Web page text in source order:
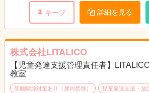
1教室あたり約50名～60名のお子さまが通
（1）親御さまのニーズヒアリングやお子
ーシャルスキルのアセスメント
（2）個別支援計画の作成及び管理
（3）コンプライアンスに基づくサービスの
（4）教育・育児・発達相談業務
（5）地域における関係機関との連絡調整
（6）福祉サービスの説明、関係機関利用の
キープ 詳細を見る
株式会社LITALICO
【児童発達支援管理責任者】
教室
受動喫煙対策あり（屋内禁煙）
児童発達支援・放